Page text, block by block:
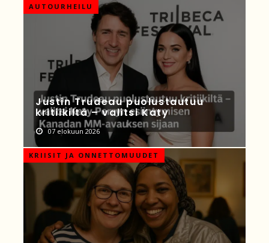
AUTOURHEILU
Justin Trudeau puolustautuu
kritiikiltä – valitsi Katy
07 elokuun 2026
KRIISIT JA ONNETTOMUUDET